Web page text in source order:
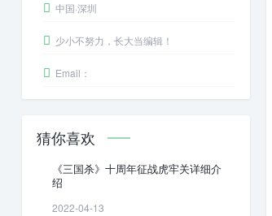
中国·深圳
少小不努力，长大当编辑！
Email：
猜你喜欢
《三国杀》十周年征战虎牢关详细介
绍
2022-04-13